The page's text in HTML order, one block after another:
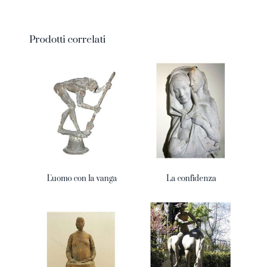
Prodotti correlati
L'uomo con la vanga La confidenza